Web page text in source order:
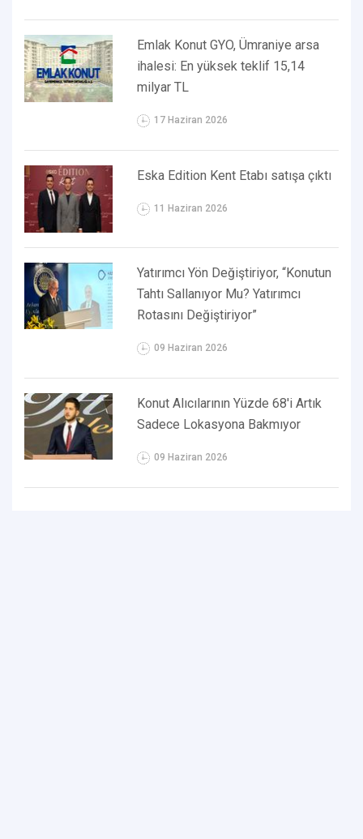
Emlak Konut GYO, Ümraniye arsa
ihalesi: En yüksek teklif 15,14
milyar TL
17 Haziran 2026
Eska Edition Kent Etabı satışa çıktı
11 Haziran 2026
Yatırımcı Yön Değiştiriyor, “Konutun
Tahtı Sallanıyor Mu? Yatırımcı
Rotasını Değiştiriyor”
09 Haziran 2026
Konut Alıcılarının Yüzde 68'i Artık
Sadece Lokasyona Bakmıyor
09 Haziran 2026